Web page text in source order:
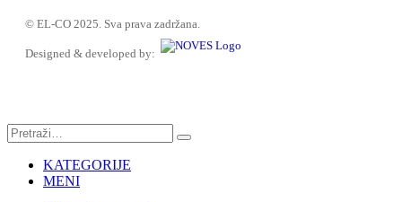
© EL-CO 2025. Sva prava zadržana.
Designed & developed by:
KATEGORIJE
MENI